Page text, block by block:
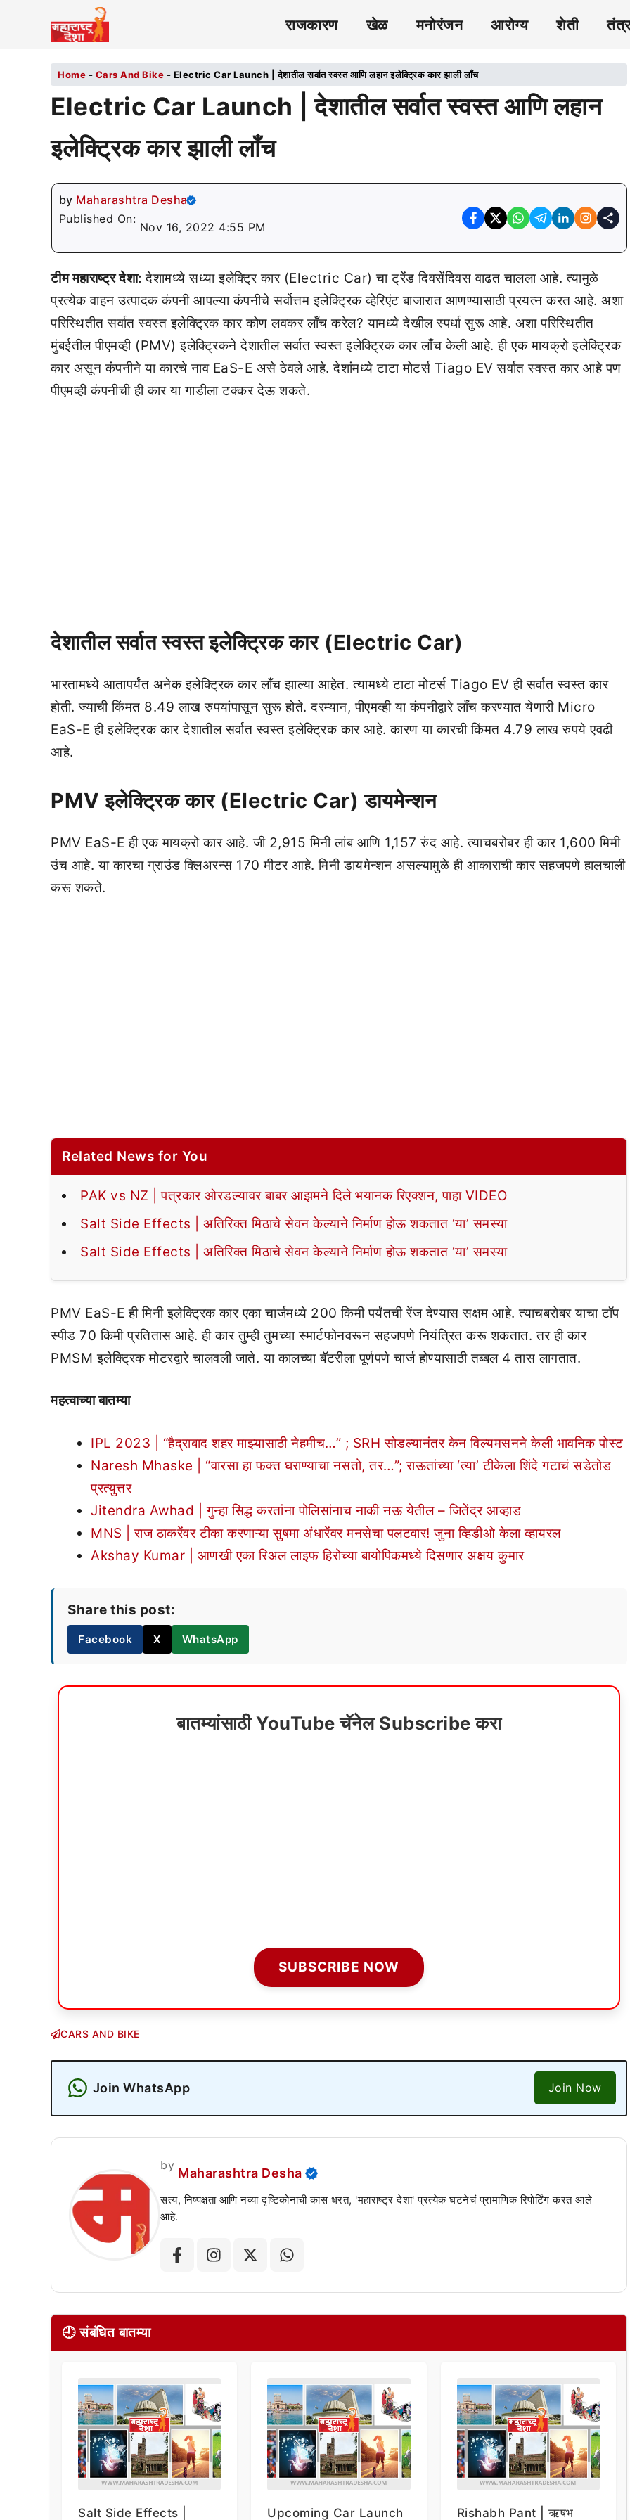
राजकारण खेळ मनोरंजन आरोग्य शेती
Home - Cars And Bike - Electric Car Launch | देशातील सर्वात स्वस्त आणि लहान इलेक्ट्रिक कार झाली लाँच
Electric Car Launch | देशातील सर्वात स्वस्त आणि लहान
इलेक्ट्रिक कार झाली लाँच
by Maharashtra Desha
Published On:
Nov 16, 2022 4:55 PM
टीम महाराष्ट्र देशा:देशामध्ये सध्या इलेक्ट्रि कार (Electric Car) चा ट्रेंड दिवसेंदिवस वाढत चालला आहे. त्यामुळे
प्रत्येक वाहन उत्पादक कंपनी आपल्या कंपनीचे सर्वोत्तम इलेक्ट्रिक व्हेरिएंट बाजारात आणण्यासाठी प्रयत्न करत आहे. अशा
परिस्थितीत सर्वात स्वस्त इलेक्ट्रिक कार कोण लवकर लाँच करेल? यामध्ये देखील स्पर्धा सुरू आहे. अशा परिस्थितीत
मुंबईतील पीएमव्ही (PMV) इलेक्ट्रिकने देशातील सर्वात स्वस्त इलेक्ट्रिक कार लाँच केली आहे. ही एक मायक्रो इलेक्ट्रिक
कार असून कंपनीने या कारचे नाव EaS-E असे ठेवले आहे. देशांमध्ये टाटा मोटर्स Tiago EV सर्वात स्वस्त कार आहे पण
पीएमव्ही कंपनीची ही कार या गाडीला टक्कर देऊ शकते.
देशातील सर्वात स्वस्त इलेक्ट्रिक कार (Electric Car)
भारतामध्ये आतापर्यंत अनेक इलेक्ट्रिक कार लाँच झाल्या आहेत. त्यामध्ये टाटा मोटर्स Tiago EV ही सर्वात स्वस्त कार
होती. ज्याची किंमत 8.49 लाख रुपयांपासून सुरू होते. दरम्यान, पीएमव्ही या कंपनीद्वारे लाँच करण्यात येणारी Micro
EaS-E ही इलेक्ट्रिक कार देशातील सर्वात स्वस्त इलेक्ट्रिक कार आहे. कारण या कारची किंमत 4.79 लाख रुपये एवढी
आहे.
PMVइलेक्ट्रिक कार (Electric Car)डायमेन्शन
PMV EaS-E ही एक मायक्रो कार आहे. जी 2,915 मिनी लांब आणि 1,157 रुंद आहे. त्याचबरोबर ही कार 1,600 मिमी
उंच आहे. या कारचा ग्राउंड क्लिअरन्स 170 मीटर आहे. मिनी डायमेन्शन असल्यामुळे ही आकाराची कार सहजपणे हालचाली
करू शकते.
Related News for You
PAK vs NZ | पत्रकार ओरडल्यावर बाबर आझमने दिले भयानक रिएक्शन, पाहा VIDEO
Salt Side Effects | अतिरिक्त मिठाचे सेवन केल्याने निर्माण होऊ शकतात ‘या’ समस्या
Salt Side Effects | अतिरिक्त मिठाचे सेवन केल्याने निर्माण होऊ शकतात ‘या’ समस्या
PMV EaS-E ही मिनी इलेक्ट्रिक कार एका चार्जमध्ये 200 किमी पर्यंतची रेंज देण्यास सक्षम आहे. त्याचबरोबर याचा टॉप
स्पीड 70 किमी प्रतितास आहे. ही कार तुम्ही तुमच्या स्मार्टफोनवरून सहजपणे नियंत्रित करू शकतात. तर ही कार
PMSM इलेक्ट्रिक मोटरद्वारे चालवली जाते. या कालच्या बॅटरीला पूर्णपणे चार्ज होण्यासाठी तब्बल 4 तास लागतात.
महत्वाच्या बातम्या
IPL 2023 | “हैद्राबाद शहर माझ्यासाठी नेहमीच…” ; SRH सोडल्यानंतर केन विल्यमसनने केली भावनिक पोस्ट
Naresh Mhaske | “वारसा हा फक्त घराण्याचा नसतो, तर…”; राऊतांच्या ‘त्या’ टीकेला शिंदे गटाचं सडेतोड
प्रत्युत्तर
Jitendra Awhad | गुन्हा सिद्ध करतांना पोलिसांनाच नाकी नऊ येतील – जितेंद्र आव्हाड
MNS | राज ठाकरेंवर टीका करणाऱ्या सुषमा अंधारेंवर मनसेचा पलटवार! जुना व्हिडीओ केला व्हायरल
Akshay Kumar | आणखी एका रिअल लाइफ हिरोच्या बायोपिकमध्ये दिसणार अक्षय कुमार
Share this post:
Facebook X WhatsApp
बातम्यांसाठी YouTube चॅनेल Subscribe करा
SUBSCRIBE NOW
CARS AND BIKE
Join WhatsApp Join Now
by
Maharashtra Desha
सत्य, निष्पक्षता आणि नव्या दृष्टिकोनाची कास धरत, 'महाराष्ट्र देशा' प्रत्येक घटनेचं प्रामाणिक रिपोर्टिंग करत आले
आहे.
🕘 संबंधित बातम्या
Salt Side Effects | Upcoming Car Launch Rishabh Pant | ऋषभ